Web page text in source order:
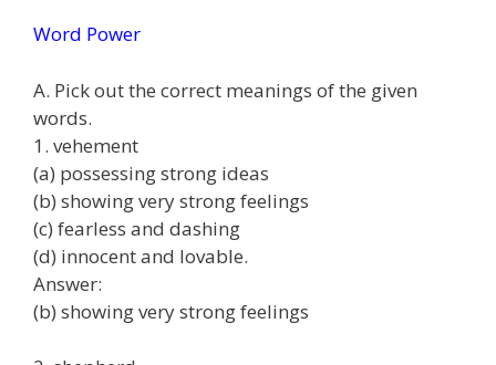
Word Power
A. Pick out the correct meanings of the given
words.
1. vehement
(a) possessing strong ideas
(b) showing very strong feelings
(c) fearless and dashing
(d) innocent and lovable.
Answer:
(b) showing very strong feelings